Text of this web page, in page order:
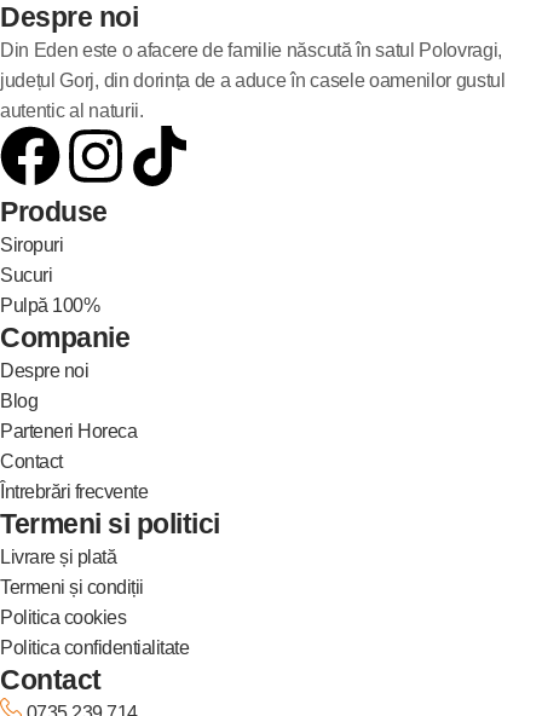
Despre noi
Din Eden este o afacere de familie născută în satul Polovragi,
județul Gorj, din dorința de a aduce în casele oamenilor gustul
autentic al naturii.
Produse
Siropuri
Sucuri
Pulpă 100%
Companie
Despre noi
Blog
Parteneri Horeca
Contact
Întrebrări frecvente
Termeni si politici
Livrare și plată
Termeni și condiții
Politica cookies
Politica confidentialitate
Contact